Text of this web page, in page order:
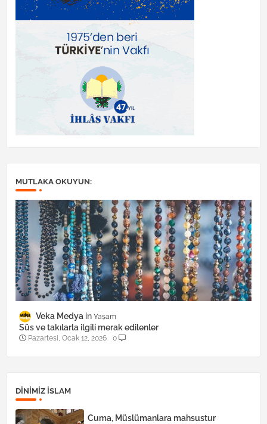
MUTLAKA OKUYUN:
Veka Medya Yaşam
Süs ve takılarla ilgili merak edilenler
Pazartesi, Ocak 12, 2026 0
DINIMIZ ISLAM
Cuma, Müslümanlara mahsustur